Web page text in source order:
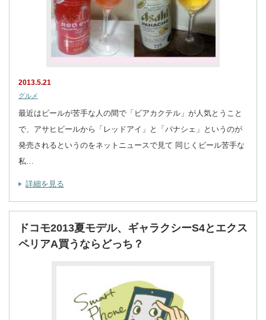
2013.5.21
グルメ
最近はビールが苦手な人の間で「ビアカクテル」が人気とうこと
で、アサヒビールから「レッドアイ」と「パナシェ」というのが
発売されるというのをネットニュースで見て 同じくビール苦手な
私…
詳細を見る
ドコモ2013夏モデル、ギャラクシーS4とエクス
ペリアA買うならどっち？